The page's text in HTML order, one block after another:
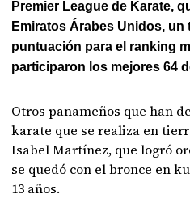
Premier League de Karate,
Emiratos Árabes Unidos, un
puntuación para el ranking
participaron los mejores 64
Otros panameños que han
karate que se realiza en
Isabel Martínez, que logró
se quedó con el bronce en
13 años.